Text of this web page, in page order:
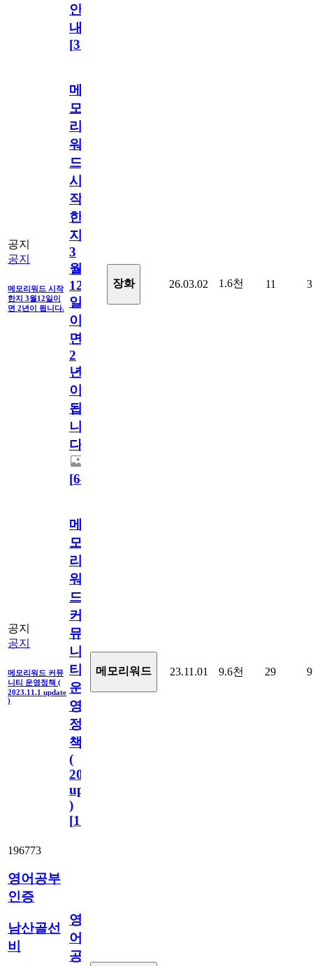
안
내
[31
공지
공지
메모리워드 시작
한지 3월12일이
면 2년이 됩니다.
메
모
리
워
드
시
작
한
지
3
월
12
일
이
면
2
년
이
됩
니
다.
[64
장화 26.03.02 1.6천 11 3
공지
공지
메모리워드 커뮤
니티 운영정책 (
2023.11.1 update
)
메
모
리
워
드
커
뮤
니
티
운
영
정
책
(
2023.11.1
update
)
[110
메모리워드 23.11.01 9.6천 29 9
196773
영어공부
인증
남산골선
비
영
어
공